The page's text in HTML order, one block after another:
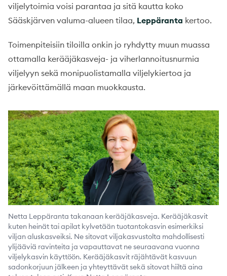
viljelytoimia voisi parantaa ja sitä kautta koko
Sääskjärven valuma-alueen tilaa, Leppäranta kertoo.
Toimenpiteisiin tiloilla onkin jo ryhdytty muun muassa
ottamalla kerääjäkasveja- ja viherlannoitusnurmia
viljelyyn sekä monipuolistamalla viljelykiertoa ja
järkevöittämällä maan muokkausta.
Netta Leppäranta takanaan kerääjäkasveja. Kerääjäkasvit
kuten heinät tai apilat kylvetään tuotantokasvin esimerkiksi
viljan aluskasveiksi. Ne sitovat viljakasvustolta mahdollisesti
ylijääviä ravinteita ja vapauttavat ne seuraavana vuonna
viljelykasvin käyttöön. Kerääjäkasvit räjähtävät kasvuun
sadonkorjuun jälkeen ja yhteyttävät sekä sitovat hiiltä aina